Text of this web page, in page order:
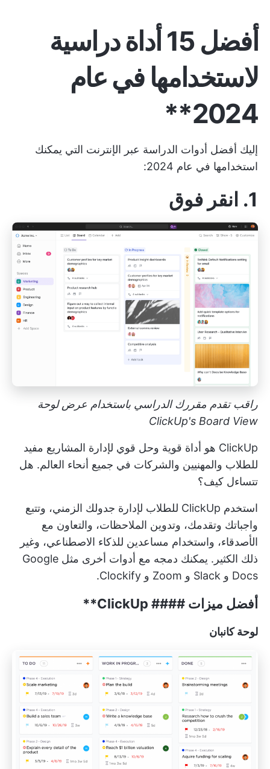
أفضل 15 أداة دراسية
لاستخدامها في عام
2024**
إليك أفضل أدوات الدراسة عبر الإنترنت التي يمكنك
استخدامها في عام 2024:
1. انقر فوق
راقب تقدم مقررك الدراسي باستخدام عرض لوحة
ClickUp's Board View
ClickUp هو أداة قوية وحل قوي لإدارة المشاريع مفيد
للطلاب والمهنيين والشركات في جميع أنحاء العالم. هل
تتساءل كيف؟
استخدم ClickUp للطلاب
لإدارة جدولك الزمني، وتتبع
واجباتك وتقدمك، وتدوين الملاحظات، والتعاون مع
الأصدقاء، واستخدام مساعدين للذكاء الاصطناعي، وغير
ذلك الكثير. يمكنك دمجه مع أدوات أخرى مثل Google
Docs و Slack و Zoom و Clockify.
أفضل ميزات #### ClickUp**
لوحة كانبان